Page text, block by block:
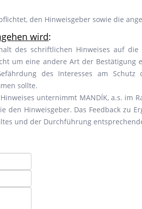
den Hinweisgeber sowie die
wird:
des schriftlichen Hinweises auf
um eine andere Art der Bestätigung
des Interesses am
sollte.
unternimmt MANDÍK, a.s. im
den Hinweisgeber. Das Feedback zu
und der Durchführung